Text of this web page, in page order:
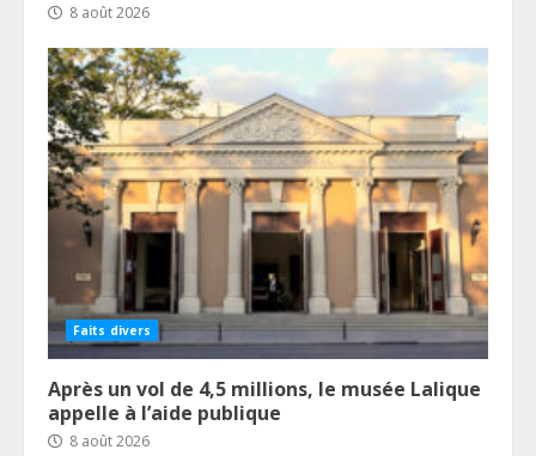
8 août 2026
Faits divers
Après un vol de 4,5 millions, le musée Lalique
appelle à l’aide publique
8 août 2026